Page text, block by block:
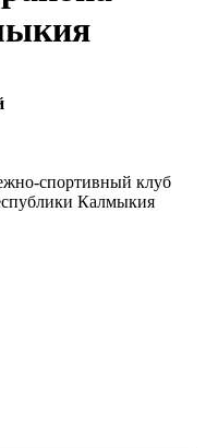
спортивный клуб
Калмыкия